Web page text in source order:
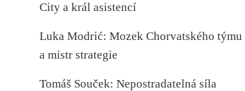
City a král asistencí
Luka Modrić: Mozek Chorvatského týmu
a mistr strategie
Tomáš Souček: Nepostradatelná síla